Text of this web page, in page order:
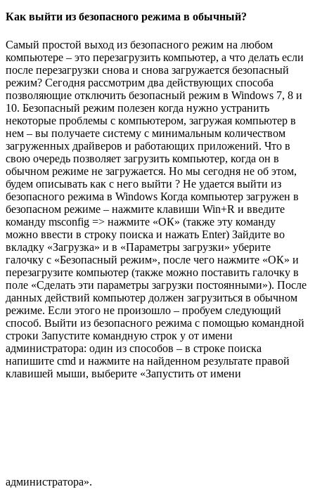
Как выйти из безопасного режима в обычный?
Самый простой выход из безопасного режим на любом
компьютере – это перезагрузить компьютер, а что делать если
после перезагрузки снова и снова загружается безопасный
режим? Сегодня рассмотрим два действующих способа
позволяющие отключить безопасный режим в Windows 7, 8 и
10. Безопасный режим полезен когда нужно устранить
некоторые проблемы с компьютером, загружая компьютер в
нем – вы получаете систему с минимальным количеством
загруженных драйверов и работающих приложений. Что в
свою очередь позволяет загрузить компьютер, когда он в
обычном режиме не загружается. Но мы сегодня не об этом,
будем описывать как с него выйти ? Не удается выйти из
безопасного режима в Windows Когда компьютер загружен в
безопасном режиме – нажмите клавиши Win+R и введите
команду msconfig => нажмите «ОК» (также эту команду
можно ввести в строку поиска и нажать Enter) Зайдите во
вкладку «Загрузка» и в «Параметры загрузки» уберите
галочку с «Безопасный режим», после чего нажмите «ОК» и
перезагрузите компьютер (также можно поставить галочку в
поле «Сделать эти параметры загрузки постоянными»). После
данных действий компьютер должен загрузиться в обычном
режиме. Если этого не произошло – пробуем следующий
способ. Выйти из безопасного режима с помощью командной
строки Запустите командную строк у от имени
администратора: один из способов – в строке поиска
напишите cmd и нажмите на найденном результате правой
клавишей мыши, выберите «Запустить от имени
администратора».